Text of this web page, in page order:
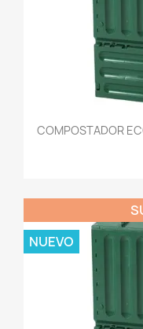
COMPOSTADOR
NUEVO